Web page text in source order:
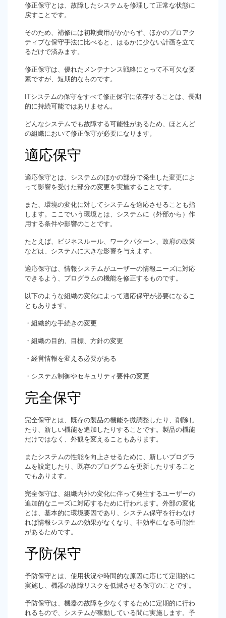
修正保守とは、故障したシステムを修理して正常な状態に
戻すことです。
そのため、補修には初期費用がかからず、ほかのプロアク
ティブな保守手法に比べると、はるかに少ない計画を立て
るだけで済みます。
修正保守は、優れたメンテナンス戦略にとって不可欠な要
素ですが、短期的なものです。
ITシステムの保守をすべて修正保守に依存することは、長期
的に持続可能ではありません。
どんなシステムでも故障する可能性があるため、ほとんど
の組織において修正保守が必要になります。
適応保守
適応保守とは、システムのほかの部分で発生した変更によ
って影響を受けた部分の変更を実施することです。
また、環境の変化に対してシステムを適応させることも指
します。ここでいう環境とは、システムに（外部から）作
用する条件や影響のことです。
たとえば、ビジネスルール、ワークパターン、政府の政策
などは、システムに大きな影響を与えます。
適応保守は、情報システムがユーザーの情報ニーズに対応
できるよう、プログラムの機能を修正するものです。
以下のような組織の変化によって適応保守が必要になるこ
ともあります。
・組織的な手続きの変更
・組織の目的、目標、方針の変更
・経営情報を変える必要がある
・システム制御やセキュリティ要件の変更
完全保守
完全保守とは、既存の製品の機能を微調整したり、削除し
たり、新しい機能を追加したりすることです。製品の機能
だけではなく、外観を変えることもあります。
またシステムの性能を向上させるために、新しいプログラ
ムを設定したり、既存のプログラムを更新したりすること
でもあります。
完全保守は、組織内外の変化に伴って発生するユーザーの
追加的なニーズに対応するために行われます。外部の変化
とは、基本的に環境要因であり、システム保守を行わなけ
れば情報システムの効果がなくなり、非効率になる可能性
があるためです。
予防保守
予防保守とは、使用状況や時間的な原因に応じて定期的に
実施し、機器の故障リスクを低減させる保守のことです。
予防保守は、機器の故障を少なくするために定期的に行わ
れるもので、システムが稼動している間に実施します。予